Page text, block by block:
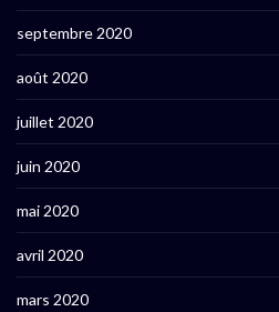
septembre 2020
août 2020
juillet 2020
juin 2020
mai 2020
avril 2020
mars 2020